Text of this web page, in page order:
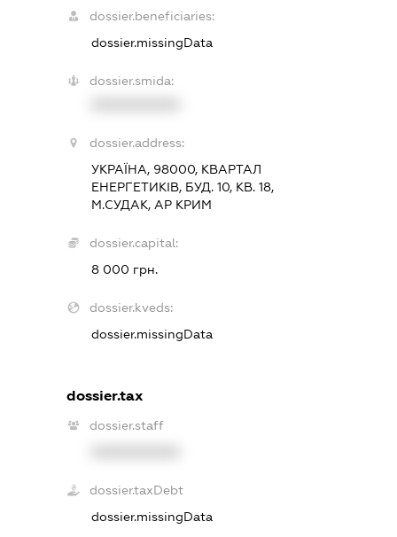
dossier.beneficiaries:
dossier.missingData
dossier.smida:
dossier.address:
УКРАЇНА, 98000, КВАРТАЛ
ЕНЕРГЕТИКІВ, БУД. 10, КВ. 18,
М.СУДАК, АР КРИМ
dossier.capital:
8 000 грн.
dossier.kveds:
dossier.missingData
dossier.tax
dossier.staff
dossier.taxDebt
dossier.missingData